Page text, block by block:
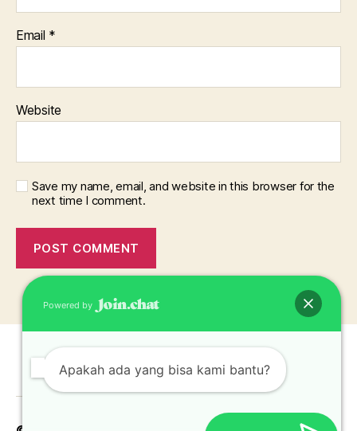
Email *
Website
Save my name, email, and website in this browser for the
next time I comment.
Powered by
Apakah ada yang bisa kami bantu?